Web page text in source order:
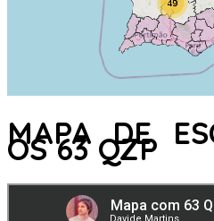
MAPA DE
OS 63 QZP